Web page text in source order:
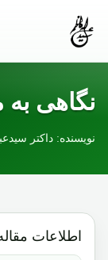
نگاهی
نویسنده: داکتر
اطلاعات